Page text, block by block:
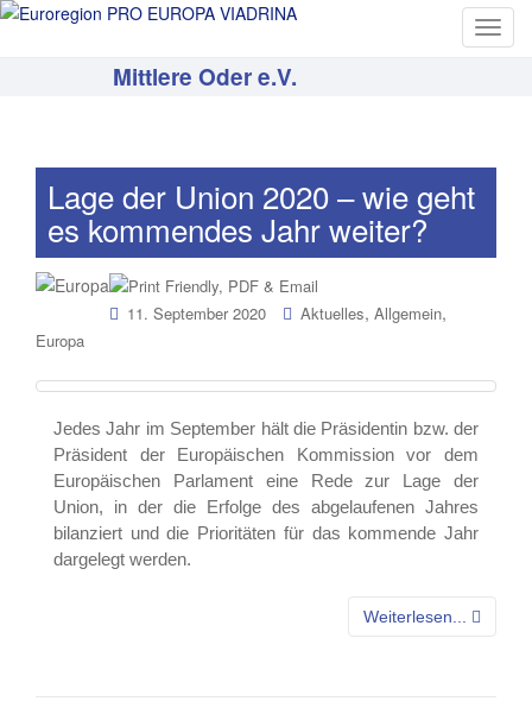
T
e
i
Mittlere Oder e.V.
Lage der Union 2020 – wie geht
es kommendes Jahr weiter?
11. September 2020 Aktuelles, Allgemein,
Europa
Jedes Jahr im September hält die Präsidentin bzw. der
Präsident der Europäischen Kommission vor dem
Europäischen Parlament eine Rede zur Lage der
Union, in der die Erfolge des abgelaufenen Jahres
bilanziert und die Prioritäten für das kommende Jahr
dargelegt werden.
Weiterlesen...